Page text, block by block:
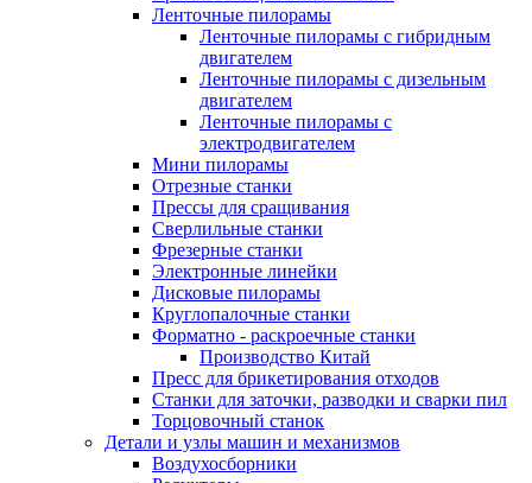
Ленточные пилорамы
Ленточные пилорамы с гибридным
двигателем
Ленточные пилорамы с дизельным
двигателем
Ленточные пилорамы с
электродвигателем
Мини пилорамы
Отрезные станки
Прессы для сращивания
Сверлильные станки
Фрезерные станки
Электронные линейки
Дисковые пилорамы
Круглопалочные станки
Форматно - раскроечные станки
Производство Китай
Пресс для брикетирования отходов
Станки для заточки, разводки и сварки пил
Торцовочный станок
Детали и узлы машин и механизмов
Воздухосборники